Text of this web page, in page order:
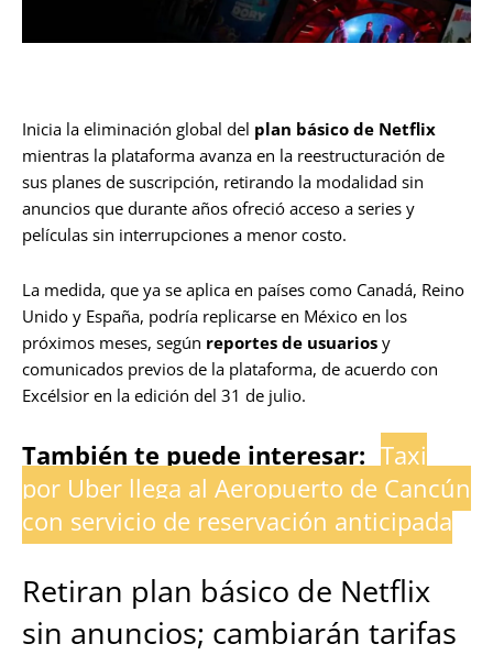
Inicia la eliminación global del plan básico de Netflix
mientras la plataforma avanza en la reestructuración de
sus planes de suscripción, retirando la modalidad sin
anuncios que durante años ofreció acceso a series y
películas sin interrupciones a menor costo.
La medida, que ya se aplica en países como Canadá, Reino
Unido y España, podría replicarse en México en los
próximos meses, según reportes de usuarios y
comunicados previos de la plataforma, de acuerdo con
Excélsior en la edición del 31 de julio.
También te puede interesar: Taxi
por Uber llega al Aeropuerto de Cancún
con servicio de reservación anticipada
Retiran plan básico de Netflix
sin anuncios; cambiarán tarifas